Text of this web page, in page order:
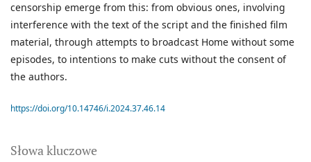
Słowa kluczowe
censorship emerge from this: from obvious ones, involving
interference with the text of the script and the finished film
material, through attempts to broadcast Home without some
episodes, to intentions to make cuts without the consent of
the authors.
https://doi.org/10.14746/i.2024.37.46.14